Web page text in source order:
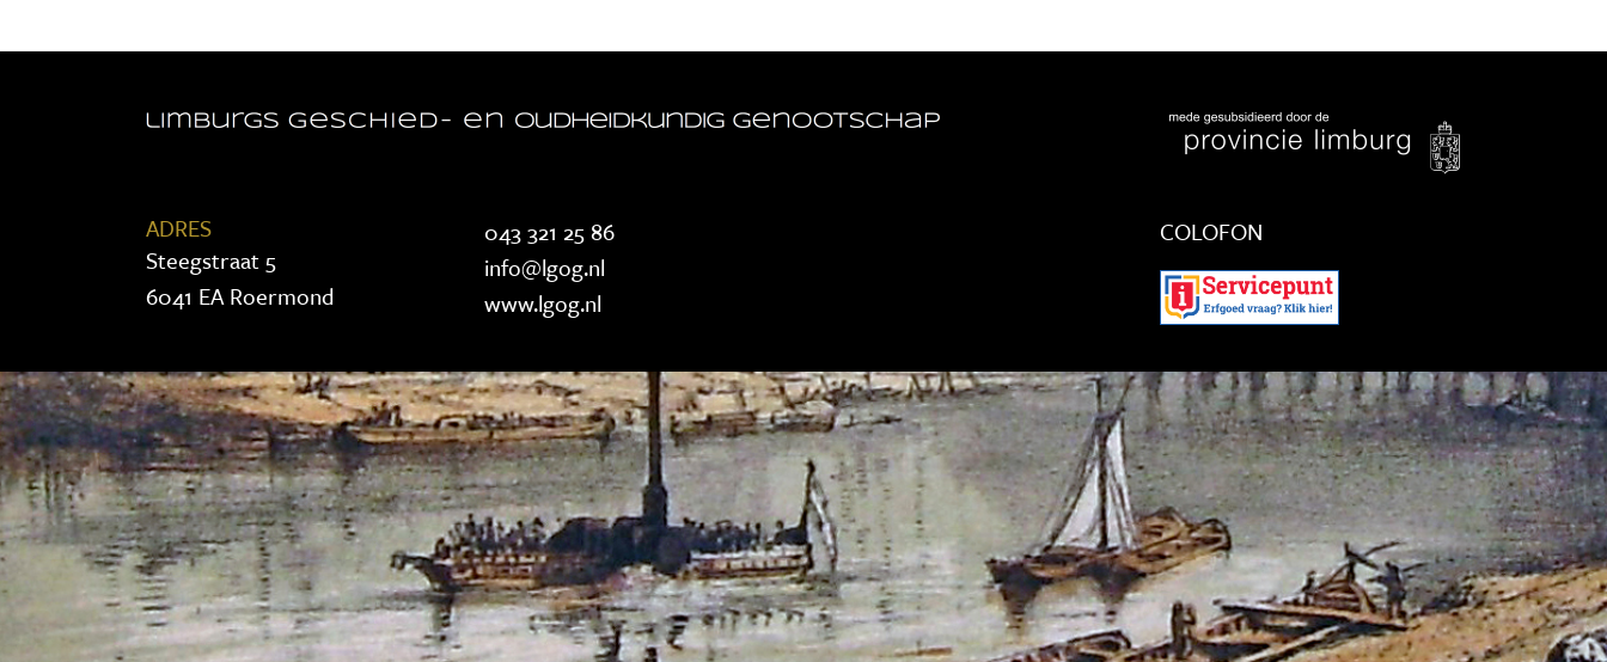
ADRES
Steegstraat 5
6041 EA Roermond
043 321 25 86
info@lgog.nl
www.lgog.nl
COLOFON